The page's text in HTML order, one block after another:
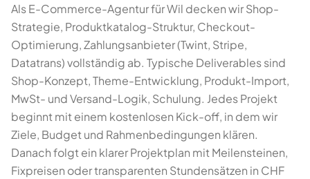
Als E-Commerce-Agentur für Wil decken wir Shop-
Strategie, Produktkatalog-Struktur, Checkout-
Optimierung, Zahlungsanbieter (Twint, Stripe,
Datatrans) vollständig ab. Typische Deliverables sind
Shop-Konzept, Theme-Entwicklung, Produkt-Import,
MwSt- und Versand-Logik, Schulung. Jedes Projekt
beginnt mit einem kostenlosen Kick-off, in dem wir
Ziele, Budget und Rahmenbedingungen klären.
Danach folgt ein klarer Projektplan mit Meilensteinen,
Fixpreisen oder transparenten Stundensätzen in CHF